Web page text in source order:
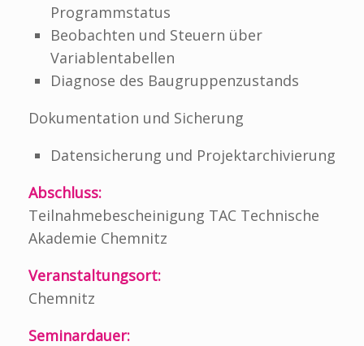
Programmstatus
Beobachten und Steuern über
Variablentabellen
Diagnose des Baugruppenzustands
Dokumentation und Sicherung
Datensicherung und Projektarchivierung
Abschluss:
Teilnahmebescheinigung TAC Technische
Akademie Chemnitz
Veranstaltungsort:
Chemnitz
Seminardauer: